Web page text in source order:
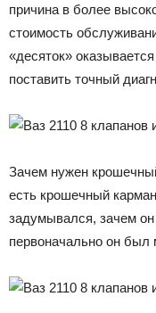
причина в более
стоимость
«десяток»
поставить точный
Зачем нужен
есть крошечный
задумывался, зачем
первоначально он был